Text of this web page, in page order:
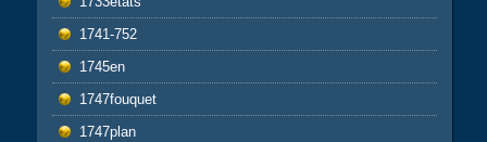
1741-752
1745en
1747fouquet
1747plan